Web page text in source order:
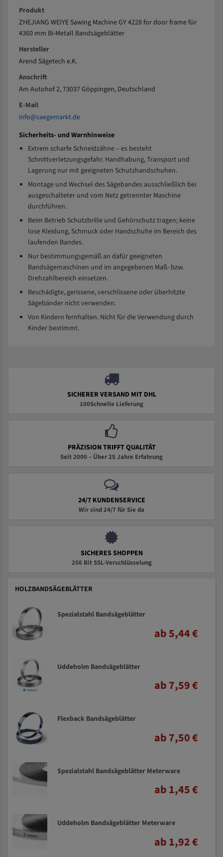
Produkt
ZHEJIANG WEIYE Sawing Machine GY 4228 for door frame für
4360 mm Bi-Metall Bandsägeblätter
Hersteller
Arend Sägetech e.K.
Anschrift
Am Autohof 2, 73037 Göppingen, Deutschland
E-Mail
info@saegemarkt.de
Sicherheits- und Warnhinweise
Extrem scharfe Schneidzähne – es besteht
Schnittverletzungsgefahr. Handhabung, Transport und
Lagerung nur mit geeigneten Schutzhandschuhen.
Montage und Wechsel des Sägebandes ausschließlich bei
ausgeschalteter und vom Netz getrennter Maschine
durchführen.
Beim Betrieb Schutzbrille und Gehörschutz tragen; keine
lose Kleidung, Schmuck oder Handschuhe im Bereich des
laufenden Bandes.
Nur bestimmungsgemäß an dafür geeigneten
Bandsägemaschinen und im angegebenen Maß- bzw.
Drehzahlbereich einsetzen.
Beschädigte, gerissene, verschlissene oder überhitzte
Sägebänder nicht verwenden.
Von Kindern fernhalten. Nicht für die Verwendung durch
Kinder bestimmt.
SICHERER VERSAND MIT DHL
100Schnelle Lieferung
PRÄZISION TRIFFT QUALITÄT
Seit 2000 – Über 25 Jahre Erfahrung
24/7 KUNDENSERVICE
Wir sind 24/7 für Sie da
SICHERES SHOPPEN
256 Bit SSL-Verschlüsselung
HOLZBANDSÄGEBLÄTTER
Spezialstahl Bandsägeblätter
ab 5,44 €
Uddeholm Bandsägeblätter
ab 7,59 €
Flexback Bandsägeblätter
ab 7,50 €
Spezialstahl Bandsägeblätter Meterware
ab 1,45 €
Uddeholm Bandsägeblätter Meterware
ab 1,92 €